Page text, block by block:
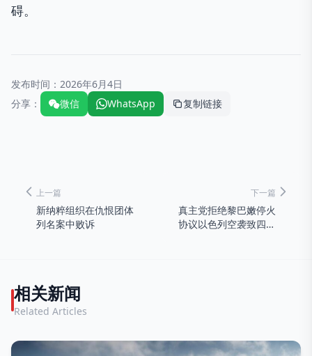
碍。
发布时间： 2026年6月4日
分享：
微信 WhatsApp 复制链接
上一篇
新纳粹组织在仇恨团体
列名案中败诉
下一篇
真主党拒绝黎巴嫩停火
协议以色列空袭致四人
相关新闻
Related Articles